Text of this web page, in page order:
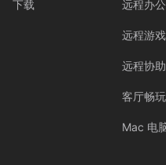
下载 远程办公
远程游戏
远程协助
客厅畅玩
Mac 电